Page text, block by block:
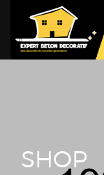
SHOP